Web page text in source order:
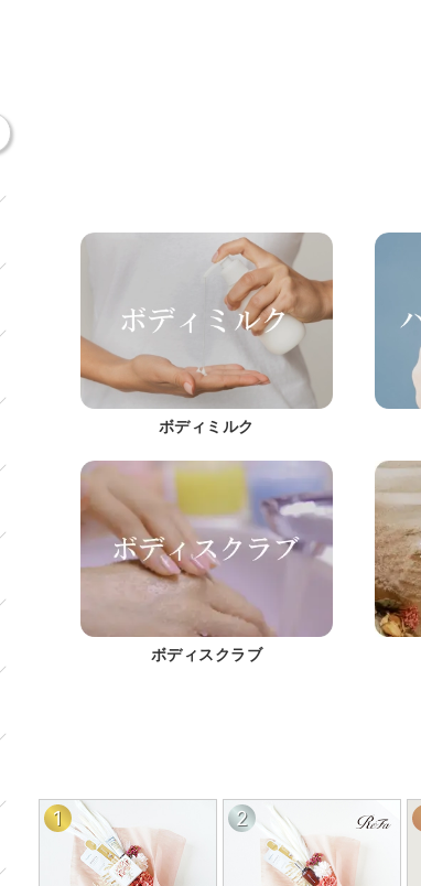
ボディミルク
ボディスクラブ
1 2